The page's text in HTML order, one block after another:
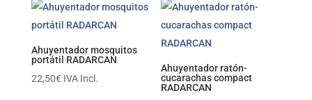
Ahuyentador mosquitos
portátil RADARCAN
22,50€ IVA Incl.
Ahuyentador ratón-
cucarachas compact
RADARCAN